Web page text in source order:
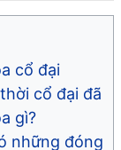
cổ đại
cổ đại đã
gì?
những đóng